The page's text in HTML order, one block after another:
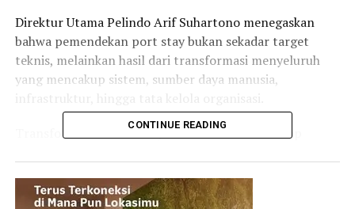
Direktur Utama Pelindo Arif Suhartono menegaskan
bahwa pemendekan port stay bukan sekadar target
teknis, melainkan hasil dari transformasi menyeluruh
yang mencakup sistem, sumber daya manusia,
Transformasi tersebut dijalankan secara bertahap
terintegrasi.
CONTINUE READING